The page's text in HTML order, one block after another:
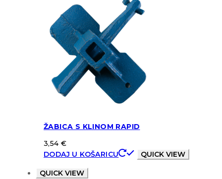
ŽABICA S KLINOM RAPID
3,54 €
DODAJ U KOŠARICU
QUICK VIEW
QUICK VIEW